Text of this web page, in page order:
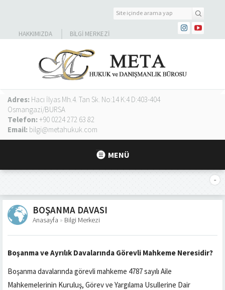
HAKKIMIZDA BILGI MERKEZI
Adres: Hacı İlyas Mh.4. Tan Sk. No:14 K:4 D:403-404
Osmangazi/BURSA
Telefon: +90 0224 272 63 82
Email: bilgi@metahukuk.com
MENÜ
BOŞANMA DAVASI
Anasayfa » Bilgi Merkezi
Boşanma ve Ayrılık Davalarında Görevli Mahkeme Neresidir?
Boşanma davalarında görevli mahkeme 4787 sayılı Aile
Mahkemelerinin Kuruluş, Görev ve Yargılama Usullerine Dair